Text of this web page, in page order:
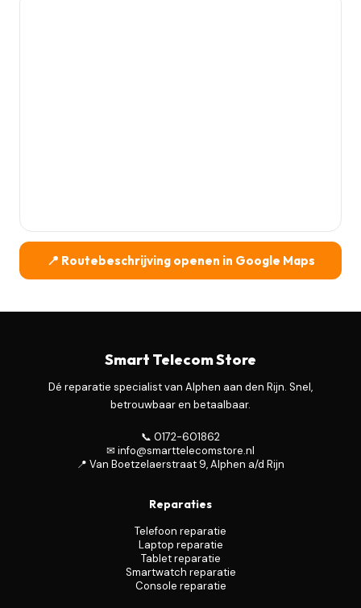
📍 Routebeschrijving openen in Google Maps
Smart Telecom Store
Dé reparatie specialist van Alphen aan den Rijn. Snel,
betrouwbaar en betaalbaar.
📞 0172-601862
✉ info@smarttelecomstore.nl
📍 Van Boetzelaerstraat 9, Alphen a/d Rijn
Reparaties
Telefoon reparatie
Laptop reparatie
Tablet reparatie
Smartwatch reparatie
Console reparatie